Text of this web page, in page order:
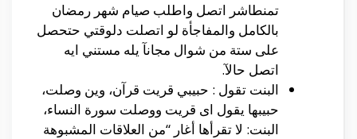
تمنطاشر اتصل واطلب صيام شهر رمضان
بالكامل والمفاجأة لو اتصلت دلوقتي حتحصل
على ستة من شوال مجانآ يله مستني ايه
اتصل حالآ.
البنت تقول : حبيبي قريت قرآن، وين وصلت،
حبيبها يقول اى قريت ووصلت سورة النساء،
البنت: لا تقرأها أغار “من العلاقات المشبوهة